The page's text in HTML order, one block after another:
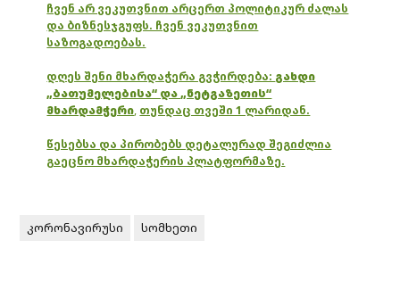
ჩვენ არ ვეკუთვნით არცერთ პოლიტიკურ ძალას
და ბიზნესჯგუფს. ჩვენ ვეკუთვნით
საზოგადოებას.
დღეს შენი მხარდაჭერა გვჭირდება: გახდი
„ბათუმელებისა“ და „ნეტგაზეთის“
მხარდამჭერი, თუნდაც თვეში 1 ლარიდან.
წესებსა და პირობებს დეტალურად შეგიძლია
გაეცნო მხარდაჭერის პლატფორმაზე.
კორონავირუსი სომხეთი